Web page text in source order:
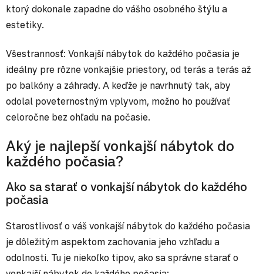
ktorý dokonale zapadne do vášho osobného štýlu a
estetiky.
Všestrannosť: Vonkajší nábytok do každého počasia je
ideálny pre rôzne vonkajšie priestory, od terás a terás až
po balkóny a záhrady. A keďže je navrhnutý tak, aby
odolal poveternostným vplyvom, možno ho používať
celoročne bez ohľadu na počasie.
Aký je najlepší vonkajší nábytok do
každého počasia?
Ako sa starať o vonkajší nábytok do každého
počasia
Starostlivosť o váš vonkajší nábytok do každého počasia
je dôležitým aspektom zachovania jeho vzhľadu a
odolnosti. Tu je niekoľko tipov, ako sa správne starať o